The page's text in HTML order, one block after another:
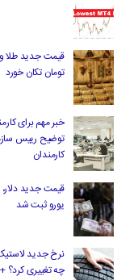
تومان تکان خورد
خبر مهم برای
توضیح رییس
کارمندان
یورو ثبت شد
نرخ جدید
چه تغییری کرد؟